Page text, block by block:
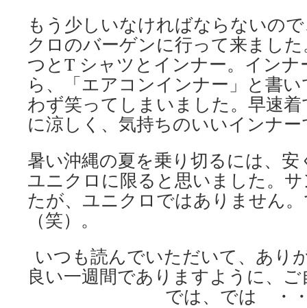
もう少しいなければならないの
クロのバーゲンに行って来まし
つとT シャツとインナー。イン
ら、「エアコンインナー」と書
わず笑ってしまいました。早速
に涼しく、気持ちのいいインナ
暑い沖縄の夏を乗り切るには、
ユニクロに限ると思いました。
たが、ユニクロではありません
（笑）。
いつも読んでいただいて、あり
良い一週間でありますように、
では、では ・